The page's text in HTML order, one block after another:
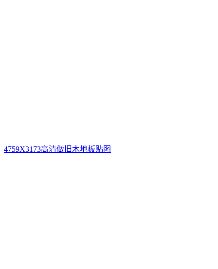
4759X3173高清做旧木地板贴图